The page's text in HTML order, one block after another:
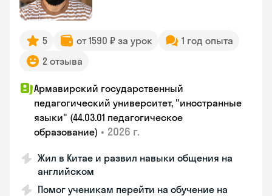
5 от 1590 ₽ за урок
1 год опыта
2 отзыва
Армавирский государственный
педагогический университет, "иностранные
языки" (44.03.01 педагогическое
образование) • 2026 г.
Жил в Китае и развил навыки общения на
английском
Помог ученикам перейти на обучение на